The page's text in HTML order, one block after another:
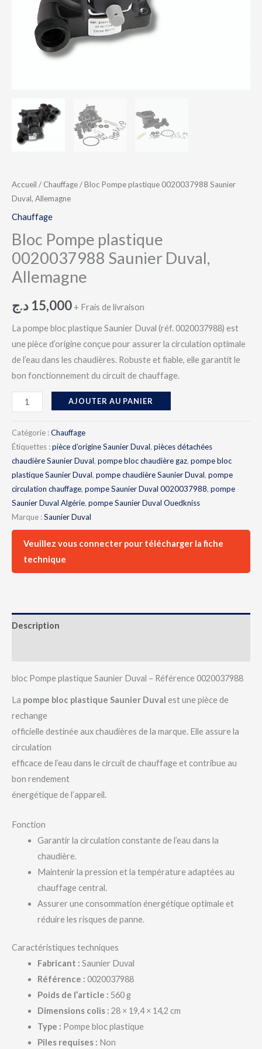
Accueil / Chauffage/ Bloc Pompe plastique 0020037988 Saunier
Duval, Allemagne
Chauffage
Bloc Pompe plastique
0020037988 Saunier Duval,
Allemagne
15,000 د.ج + Frais de livraison
La pompe bloc plastique Saunier Duval (réf. 0020037988) est
une pièce d’origine conçue pour assurer la circulation optimale
de l’eau dans les chaudières. Robuste et fiable, elle garantit le
bon fonctionnement du circuit de chauffage.
AJOUTER AU PANIER
Catégorie :Chauffage
Étiquettes :pièce d’origine Saunier Duval, pièces détachées
chaudière Saunier Duval, pompe bloc chaudière gaz, pompe bloc
plastique Saunier Duval, pompe chaudière Saunier Duval, pompe
circulation chauffage, pompe Saunier Duval 0020037988, pompe
Saunier Duval Algérie, pompe Saunier Duval Ouedkniss
Marque :Saunier Duval
Veuillez vous connecter pour télécharger la fiche
technique
Description
bloc Pompe plastique Saunier Duval – Référence 0020037988
La pompe bloc plastique Saunier Duval est une pièce de
rechange
officielle destinée aux chaudières de la marque. Elle assure la
circulation
efficace de l’eau dans le circuit de chauffage et contribue au
bon rendement
énergétique de l’appareil.
Fonction
Garantir la circulation constante de l’eau dans la
chaudière.
Maintenir la pression et la température adaptées au
chauffage central.
Assurer une consommation énergétique optimale et
réduire les risques de panne.
Caractéristiques techniques
Fabricant : Saunier Duval
Référence : 0020037988
Poids de l’article : 560 g
Dimensions colis : 28 × 19,4 × 14,2 cm
Type : Pompe bloc plastique
Piles requises : Non